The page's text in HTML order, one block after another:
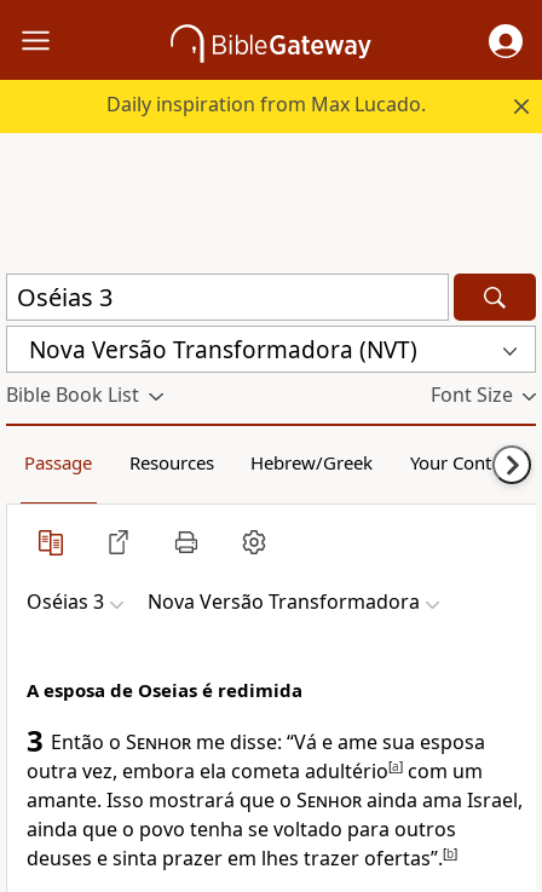
Daily inspiration from Max Lucado.
Nova Versão Transformadora (NVT)
Bible Book List Font Size
Passage Resources Hebrew/Greek Your Content
Oséias 3 Nova Versão Transformadora
A esposa de Oseias é redimida
3 Então o Senhor me disse: “Vá e ame sua esposa
outra vez, embora ela cometa adultério[a] com um
amante. Isso mostrará que o Senhorainda ama Israel,
ainda que o povo tenha se voltado para outros
deuses e sinta prazer em lhes trazer ofertas”.[b]